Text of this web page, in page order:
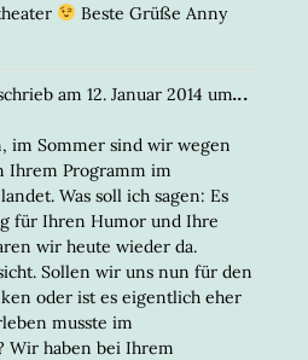
Beste Grüße Anny
am 12. Januar 2014 um
im Sommer sind wir wegen
Ihrem Programm im
Was soll ich sagen: Es
für Ihren Humor und Ihre
wir heute wieder da.
Sollen wir uns nun für den
oder ist es eigentlich eher
musste im
Wir haben bei Ihrem
...DIESE